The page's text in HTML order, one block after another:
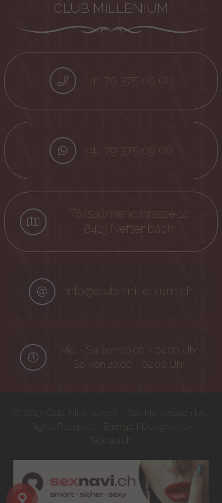
CLUB MILLENIUM
+41 79 375 09 00
+41 79 375 09 00
Tössallmendstrasse 1a
8413 Neftenbach
info@club-millenium.ch
Mo. – Sa. von 20:00 – 04:00 Uhr
So. von 20:00 – 02:00 Uhr
Sitemap
Sexnavi.ch